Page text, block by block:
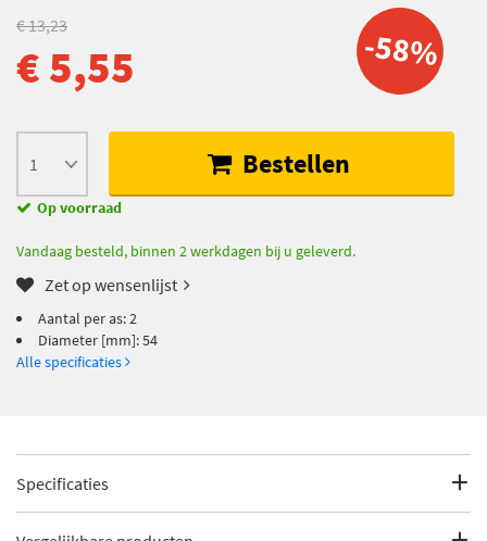
-58%
€ 13,23
€ 5,55
Bestellen
Op voorraad
Vandaag besteld, binnen 2 werkdagen bij u geleverd.
Zet op wensenlijst
Aantal per as: 2
Diameter [mm]: 54
Alle specificaties
Specificaties